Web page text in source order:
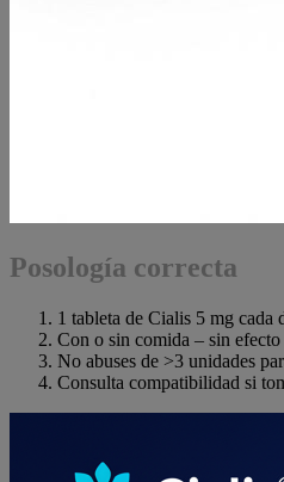
Posología correcta
1 tableta de Cialis 5 mg cada
Con o sin comida – sin efecto
No abuses de >3 unidades
Consulta compatibilidad si